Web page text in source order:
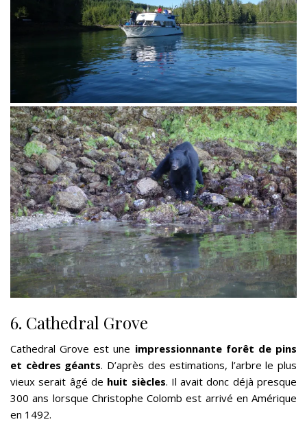
6. Cathedral Grove
Cathedral Grove est une impressionnante forêt de pins
et cèdres géants. D’après des estimations, l’arbre le plus
vieux serait âgé de huit siècles. Il avait donc déjà presque
300 ans lorsque Christophe Colomb est arrivé en Amérique
en 1492.